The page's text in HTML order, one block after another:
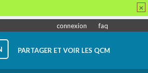
connexion faq
PARTAGER ET VOIR LES QCM
×